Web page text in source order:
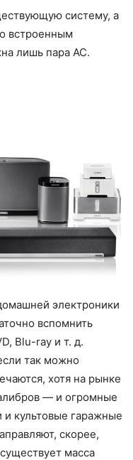
систему, а
встроенным
лишь пара АС.
электроники
вспомнить
Blu-ray и т. д.
так можно
хотя на рынке
— и огромные
культовые гаражные
скорее,
масса